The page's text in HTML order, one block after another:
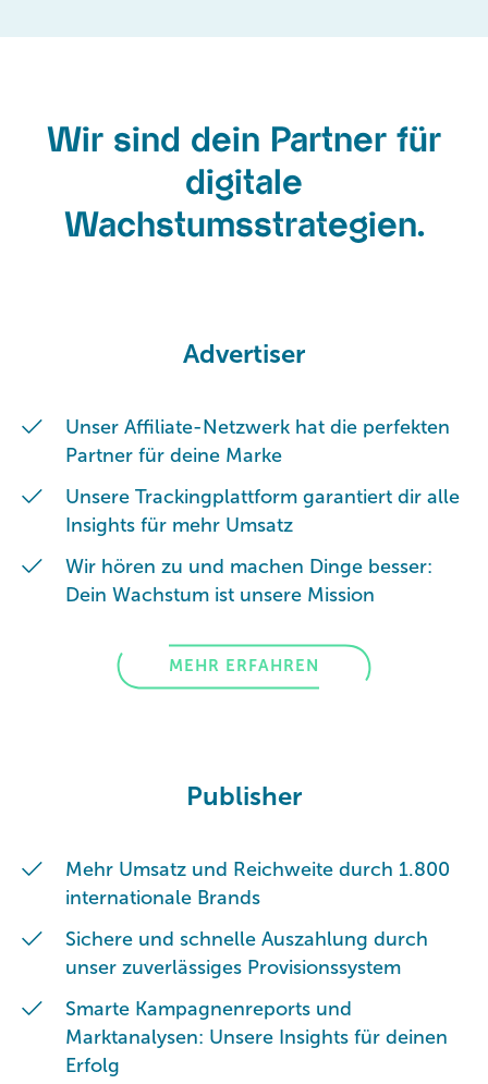
Wir sind dein Partner für
digitale
Wachstumsstrategien.
Advertiser
Unser Affiliate-Netzwerk hat die perfekten
Partner für deine Marke
Unsere Trackingplattform garantiert dir alle
Insights für mehr Umsatz
Wir hören zu und machen Dinge besser:
Dein Wachstum ist unsere Mission
MEHR ERFAHREN
Publisher
Mehr Umsatz und Reichweite durch 1.800
internationale Brands
Sichere und schnelle Auszahlung durch
unser zuverlässiges Provisionssystem
Smarte Kampagnenreports und
Marktanalysen: Unsere Insights für deinen
Erfolg